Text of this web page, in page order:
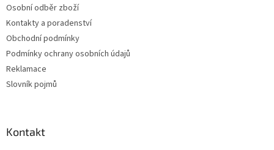
Osobní odběr zboží
Kontakty a poradenství
Obchodní podmínky
Podmínky ochrany osobních údajů
Reklamace
Slovník pojmů
Kontakt